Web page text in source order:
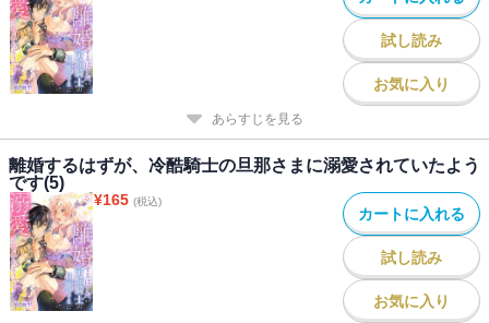
試し読み
お気に入り
あらすじを見る
離婚するはずが、冷酷騎士の旦那さまに溺愛されていたよう
です(5)
¥165 (税込)
カートに入れる
試し読み
お気に入り